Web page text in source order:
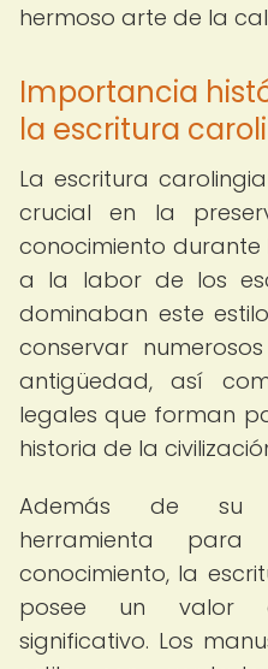
hermoso arte de la
Importancia
la escritura
La escritura
crucial en la
conocimiento durante
a la labor de los
dominaban este
conservar
antigüedad, así
legales que forman
historia de la
Además de su
herramienta
conocimiento, la
posee un valor
significativo. Los